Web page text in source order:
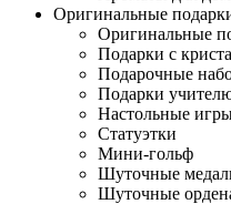
Оригинальные
Оригинальные
Подарки с
Подарочные
Подарки
Настольные
Статуэтки
Мини-гольф
Шуточные
Шуточные